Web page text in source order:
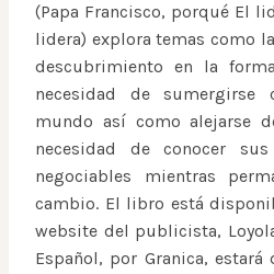
(Papa Francisco, porqué El
lidera) explora temas como
descubrimiento en la
necesidad de sumergirse
mundo así como alejarse
necesidad de conocer
negociables mientras
cambio. El libro está
website del publicista,
Español, por Granica,